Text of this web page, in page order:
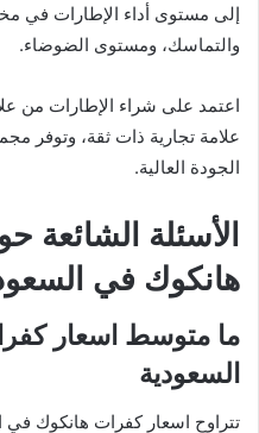
إلى مستوى أداء الإطارات في
والتماسك، ومستوى الضوضاء.
اعتمد على شراء الإطارات من
علامة تجارية ذات ثقة، وتوفر
الجودة العالية.
الأسئلة الشائعة
هانكوك في
ما متوسط اسعار
السعودية
تتراوح اسعار كفرات هانكوك في